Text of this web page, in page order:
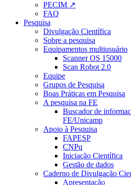
PECIM ↗
FAQ
Pesquisa
Divulgação Científica
Sobre a pesquisa
Equipamentos multiusuário
Scanner OS 15000
Scan Robot 2.0
Equipe
Grupos de Pesquisa
Boas Práticas em Pesquisa
A pesquisa na FE
Buscador de
FE/Unicamp
Apoio à Pesquisa
FAPESP
CNPq
Iniciação Científica
Gestão de dados
Caderno de Divulgação
Apresentação